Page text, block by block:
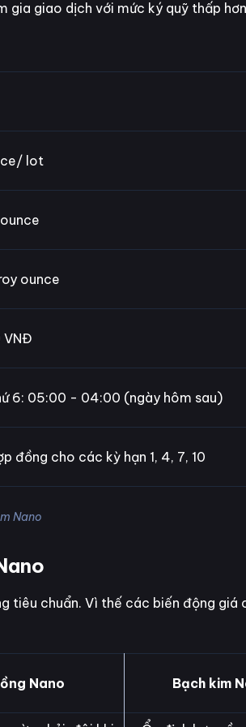
gia giao dịch với mức ký quỹ thấp
lot
ounce
VNĐ
6: 05:00 - 04:00 (ngày hôm sau)
đồng cho các kỳ hạn 1, 4, 7, 10
Nano
tiêu chuẩn. Vì thế các biến động giá
Nano Bạch kim